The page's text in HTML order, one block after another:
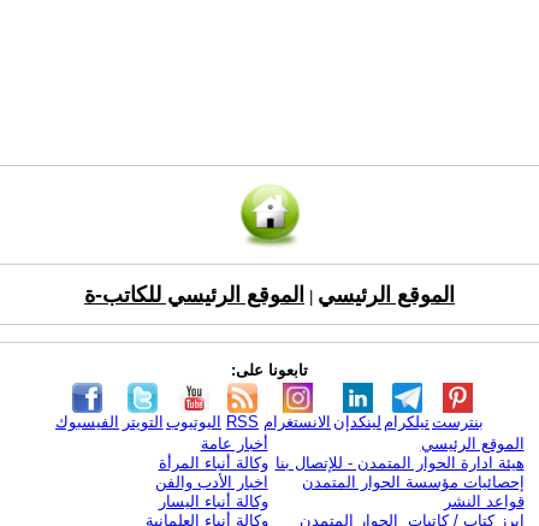
الموقع الرئيسي الموقع الرئيسي للكاتب-ة
تابعونا على:
الفيسبوك التويتر اليوتيوب RSS الانستغرام لينكدإن تيلكرامبنترست
الموقع الرئيسي
هيئة ادارة الحوار المتمدن - للإتصال بنا
إحصائيات مؤسسة الحوار المتمدن
قواعد النشر
ابرز كتاب / كاتبات الحوار المتمدن
أخبار عامة
وكالة أنباء المرأة
اخبار الأدب والفن
وكالة أنباء اليسار
وكالة أنباء العلمانية